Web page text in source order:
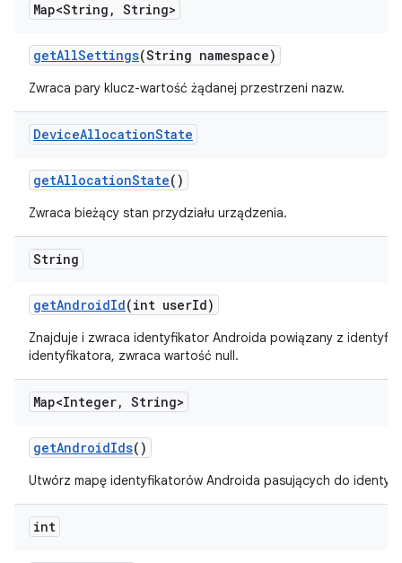
Map<String , String>
getAllSettings(String namespace)
Zwraca pary klucz-wartość żądanej przestrzeni nazw.
DeviceAllocationState
getAllocationState()
Zwraca bieżący stan przydziału urządzenia.
String
getAndroidId(int userId)
Znajduje i zwraca identyfikator Androida powiązany z
identyfikatora, zwraca wartość null.
Map<Integer, String>
getAndroidIds()
Utwórz mapę identyfikatorów Androida pasujących do
int